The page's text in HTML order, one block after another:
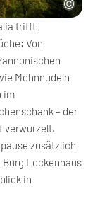
trifft
Von
Mohnnudeln
im
– der
verwurzelt.
zusätzlich
Lockenhaus
in